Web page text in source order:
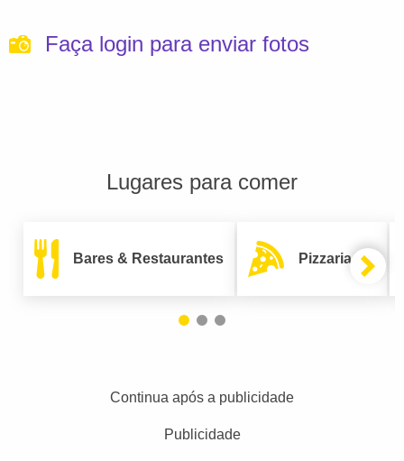
Faça login para enviar fotos
Lugares para comer
Bares & Restaurantes Pizzarias
Continua após a publicidade
Publicidade